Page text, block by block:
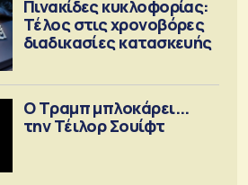
Πινακίδες κυκλοφορίας:
Τέλος στις χρονοβόρες
διαδικασίες κατασκευής
Ο Τραμπ μπλοκάρει...
την Τέιλορ Σουίφτ